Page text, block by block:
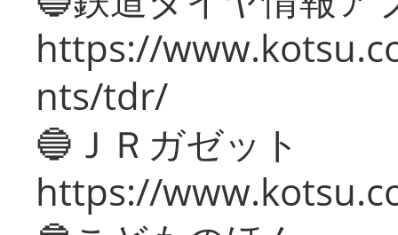
https://
nts/tdr/
🔵ＪＲガゼット
https://